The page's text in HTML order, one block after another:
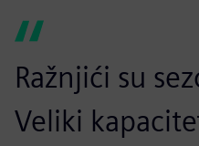
Ražnjići su
Veliki